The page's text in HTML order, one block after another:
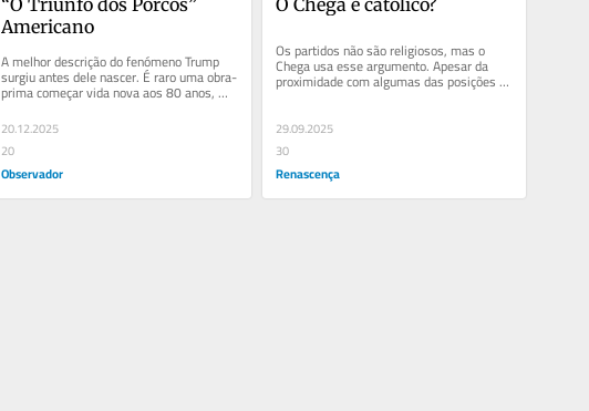
Americano
A melhor descrição do fenómeno Trump
surgiu antes dele nascer. É raro uma obra-
prima começar vida nova aos 80 anos,
mas os clássicos não têm...
20.12.2025
20
Observador
Os partidos não são religiosos, mas o
Chega usa esse argumento. Apesar da
proximidade com algumas das posições da
Igreja em áreas decisivas,...
29.09.2025
30
Renascença